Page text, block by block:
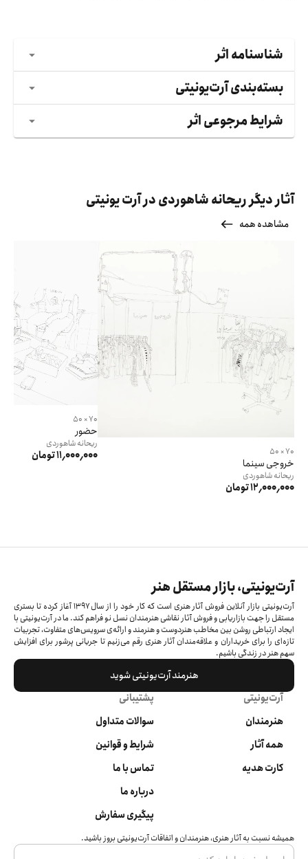
شناسنامه اثر
بسته‌بندی آرت‌یونیتی
شرایط مرجوعی اثر
آثار دیگر ریحانه شاهوردی در آرت یونیتی
مشاهده همه
70 × 50
خروجی سینما
ریحانهشاهوردی
12٬000٬000 تومان
70 × 50
حضور
ریحانهشاهوردی
11٬000٬000 تومان
آرت‌یونیتی، بازار مستقل هنر
آرت‌یونیتی بازار آنلاین فروش آثار هنری است که کار خود را از سال ۱۳۹۷ آغاز کرده‌ تا بستری
مستقل را جهت بازاریابی و فروش آثار نقاشی هنرمندان نسل نو فراهم کند. ما در آرت‌یونیتی با
ایجاد ارتباطی روشن بین مخاطب هنردوست و هنرمند و ارائه‌ی سرویس‌های متفاوت، تجربیات
تازه‌ای را برای خریداران و علاقه‌مندان آثار هنری رقم می‌زنیم تا جریانی پرشور برای افزایش
سهم هنر در زندگی باشیم.
هنرمند آرت‌یونیتی شوید
آرت‌یونیتی
هنرمندان
همه آثار
کارت هدیه
پشتیبانی
سوالات متداول
شرایط و قوانین
تماس با ما
درباره ما
پیگیری سفارش
همیشه نسبت به آثار هنری، هنرمندان و اتفاقات آرت‌یونیتی بروز باشید.